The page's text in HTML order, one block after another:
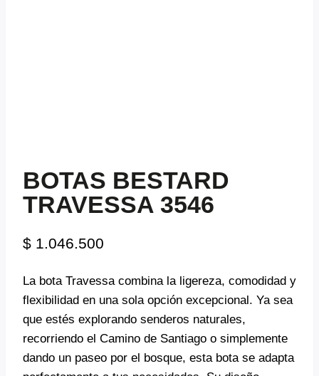
BOTAS BESTARD
TRAVESSA 3546
$ 1.046.500
La bota Travessa combina la ligereza, comodidad y
flexibilidad en una sola opción excepcional. Ya sea
que estés explorando senderos naturales,
recorriendo el Camino de Santiago o simplemente
dando un paseo por el bosque, esta bota se adapta